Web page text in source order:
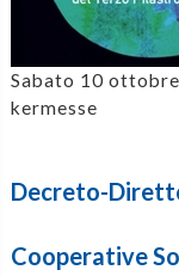
Sabato 10
kermesse
Decreto-
Cooperative